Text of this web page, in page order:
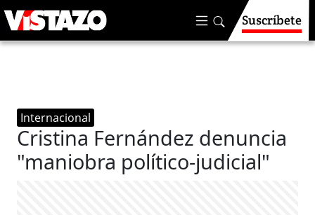
Suscríbete
Internacional
Cristina Fernández denuncia
"maniobra político-judicial"